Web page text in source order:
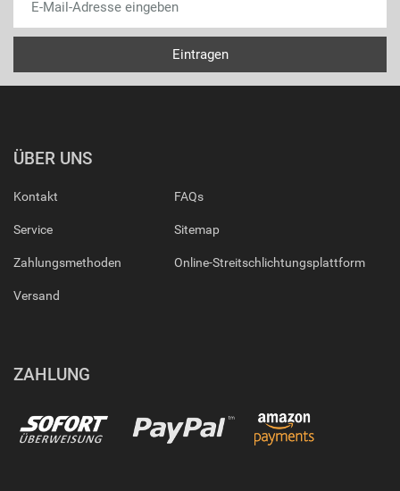
ÜBER UNS
Kontakt
Service
Zahlungsmethoden
Versand
FAQs
Sitemap
Online-Streitschlichtungsplattform
ZAHLUNG